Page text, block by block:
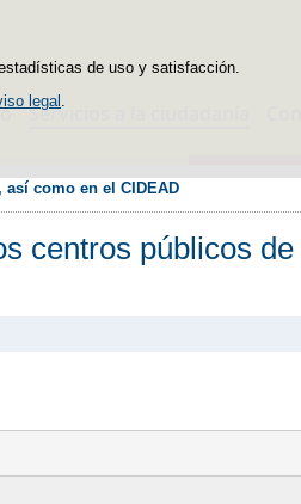
de uso y satisfacción.
legal
Servicios a la ciudadanía
como en el CIDEAD
centros públicos